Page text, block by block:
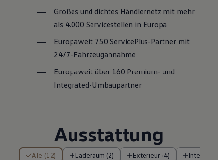
Großes und dichtes Händlernetz mit mehr
als 4.000 Servicestellen in Europa
Europaweit 750 ServicePlus-Partner mit
24/7-Fahrzeugannahme
Europaweit über 160 Premium- und
Integrated-Umbaupartner
Ausstattung
Alle (12) Laderaum (2) Exterieur (4) Interieur
12 von 12 Details